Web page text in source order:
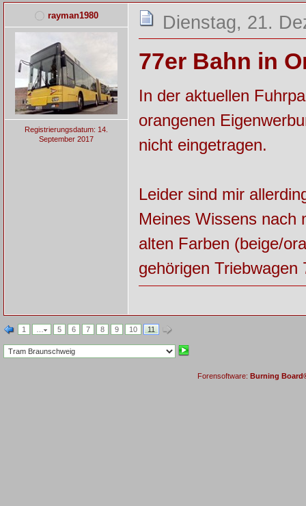
rayman1980
Registrierungsdatum: 14.
September 2017
Dienstag, 21.
77er Bahn in
In der aktuellen
orangenen
nicht eingetragen.
Leider sind mir
Meines Wissens nach
alten Farben (beige/
gehörigen Triebwagen
1 5 6 7 8 9 10 11
Forensoftware: Burning